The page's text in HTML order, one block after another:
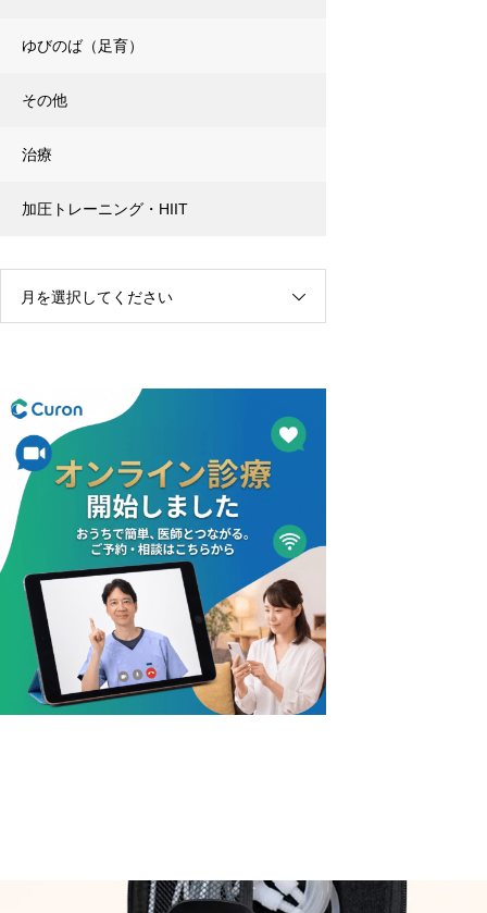
ゆびのば（足育）
その他
治療
加圧トレーニング・HIIT
月を選択してください